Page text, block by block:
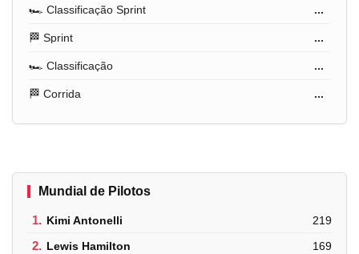
🏎️ Classificação Sprint ...
🏁 Sprint ...
🏎️ Classificação ...
🏁 Corrida ...
Mundial de Pilotos
1. Kimi Antonelli 219
2. Lewis Hamilton 169